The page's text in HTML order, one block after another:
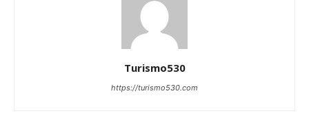
Turismo530
https://turismo530.com